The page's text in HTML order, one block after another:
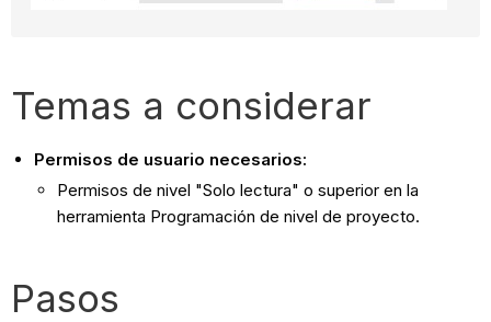
Temas a considerar
Permisos de usuario necesarios:
Permisos de nivel "Solo lectura" o superior en la
herramienta Programación de nivel de proyecto.
Pasos